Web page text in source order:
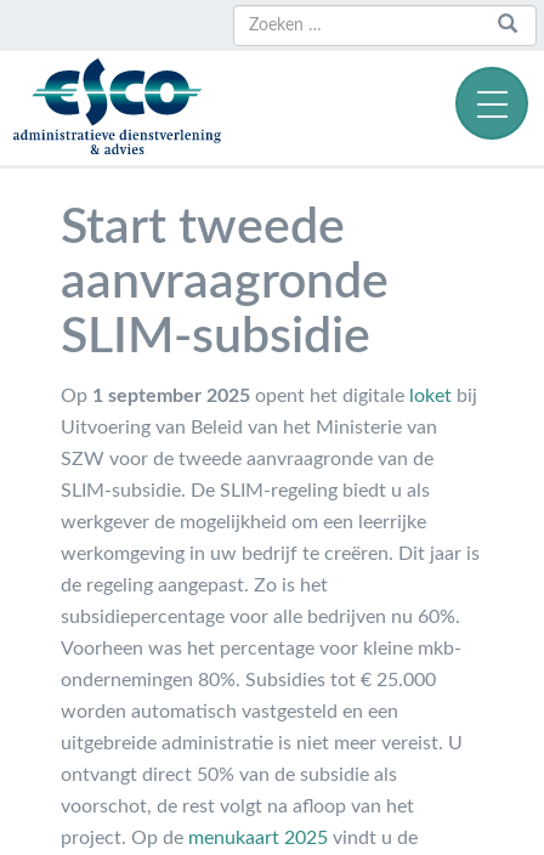
Zoeken
Zoeken
naar:
Start tweede
aanvraagronde
SLIM-subsidie
Op 1 september 2025 opent het digitale loket bij
Uitvoering van Beleid van het Ministerie van
SZW voor de tweede aanvraagronde van de
SLIM-subsidie. De SLIM-regeling biedt u als
werkgever de mogelijkheid om een leerrijke
werkomgeving in uw bedrijf te creëren. Dit jaar is
de regeling aangepast. Zo is het
subsidiepercentage voor alle bedrijven nu 60%.
Voorheen was het percentage voor kleine mkb-
ondernemingen 80%. Subsidies tot € 25.000
worden automatisch vastgesteld en een
uitgebreide administratie is niet meer vereist. U
ontvangt direct 50% van de subsidie als
voorschot, de rest volgt na afloop van het
project. Op de menukaart 2025 vindt u de